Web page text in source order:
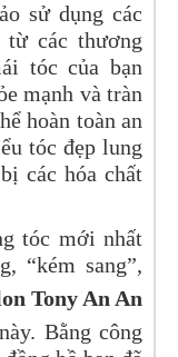
sử dụng các
từ các thương
tóc của bạn
mạnh và tràn
hoàn toàn an
tóc đẹp lung
các hóa chất
tóc mới nhất
“kém sang”,
Tony An An
Bằng công